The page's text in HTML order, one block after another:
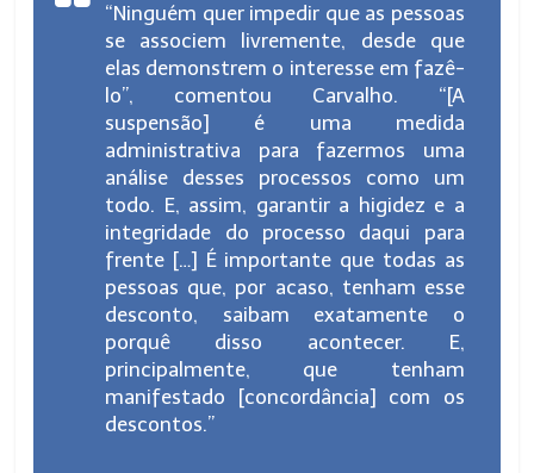
“Ninguém quer impedir que as pessoas
se associem livremente, desde que
elas demonstrem o interesse em fazê-
lo”, comentou Carvalho. “[A
suspensão] é uma medida
administrativa para fazermos uma
análise desses processos como um
todo. E, assim, garantir a higidez e a
integridade do processo daqui para
frente […] É importante que todas as
pessoas que, por acaso, tenham esse
desconto, saibam exatamente o
porquê disso acontecer. E,
principalmente, que tenham
manifestado [concordância] com os
descontos.”